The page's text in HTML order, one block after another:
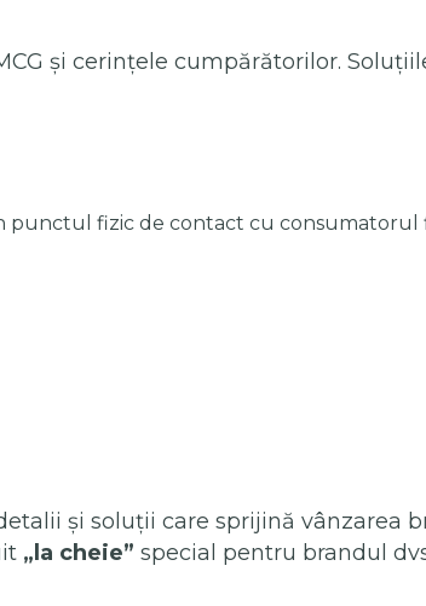
și cerințele cumpărătorilor.
punctul fizic de contact cu consumatorul
și soluții care sprijină vânzarea
„la cheie” special pentru brandul